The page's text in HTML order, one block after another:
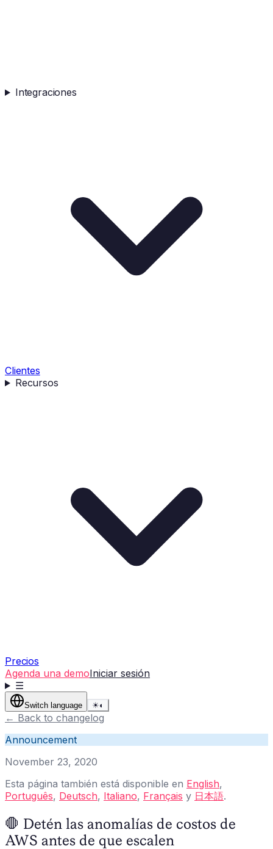
Integraciones
Clientes
Recursos
Precios
Agenda una demoIniciar sesión
☰
Switch language ☀◐
← Back to changelog
Announcement
November 23, 2020
Esta página también está disponible en English,
Português, Deutsch, Italiano, Français y 日本語.
🛑 Detén las anomalías de costos de
AWS antes de que escalen